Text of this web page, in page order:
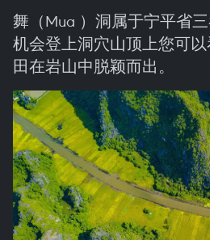
舞（Mua ）洞属于宁平省
机会登上洞穴山顶上您可
田在岩山中脱颖而出。